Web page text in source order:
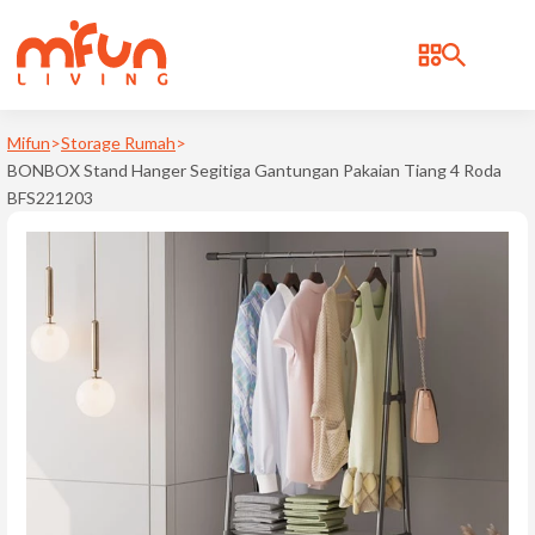
Bonbox
d
Deerma
Kica
Ravelle
Mifun>Storage Rumah>
BONBOX Stand Hanger Segitiga Gantungan Pakaian Tiang 4 Roda
BFS221203